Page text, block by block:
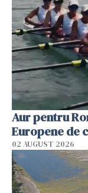
Aur pentru
Europene de
02 AUGUST 2026